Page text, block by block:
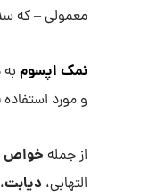
معمولی – که
نمک اپسوم
و مورد
از جمله خواص
التهابی، دیابت